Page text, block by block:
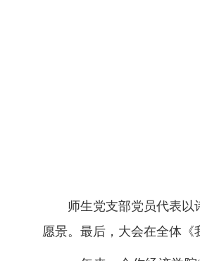
师生党支部党员代表
愿景。最后，大会在全体